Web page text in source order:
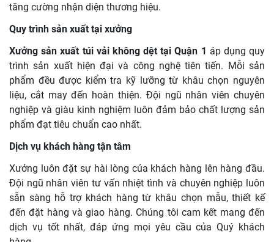
tăng cường nhận diện thương hiệu.
Quy trình sản xuất tại xưởng
Xưởng sản xuất túi vải không dệt tại Quận 1 áp dụng quy
trình sản xuất hiện đại và công nghệ tiên tiến. Mỗi sản
phẩm đều được kiểm tra kỹ lưỡng từ khâu chọn nguyên
liệu, cắt may đến hoàn thiện. Đội ngũ nhân viên chuyên
nghiệp và giàu kinh nghiệm luôn đảm bảo chất lượng sản
phẩm đạt tiêu chuẩn cao nhất.
Dịch vụ khách hàng tận tâm
Xưởng luôn đặt sự hài lòng của khách hàng lên hàng đầu.
Đội ngũ nhân viên tư vấn nhiệt tình và chuyên nghiệp luôn
sẵn sàng hỗ trợ khách hàng từ khâu chọn mẫu, thiết kế
đến đặt hàng và giao hàng. Chúng tôi cam kết mang đến
dịch vụ tốt nhất, đáp ứng mọi yêu cầu của Quý khách